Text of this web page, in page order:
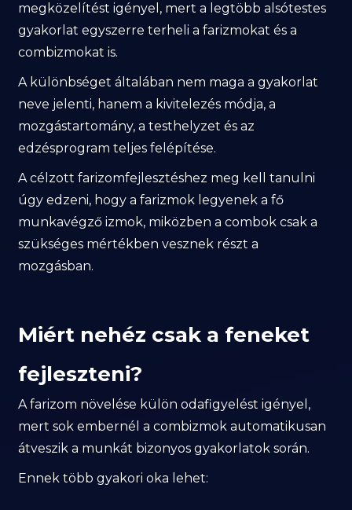
megközelítést igényel, mert a legtöbb alsótestes
gyakorlat egyszerre terheli a farizmokat és a
combizmokat is.
A különbséget általában nem maga a gyakorlat
neve jelenti, hanem a kivitelezés módja, a
mozgástartomány, a testhelyzet és az
edzésprogram teljes felépítése.
A célzott farizomfejlesztéshez meg kell tanulni
úgy edzeni, hogy a farizmok legyenek a fő
munkavégző izmok, miközben a combok csak a
szükséges mértékben vesznek részt a
mozgásban.
Miért nehéz csak a feneket
fejleszteni?
A farizom növelése külön odafigyelést igényel,
mert sok embernél a combizmok automatikusan
átveszik a munkát bizonyos gyakorlatok során.
Ennek több gyakori oka lehet: